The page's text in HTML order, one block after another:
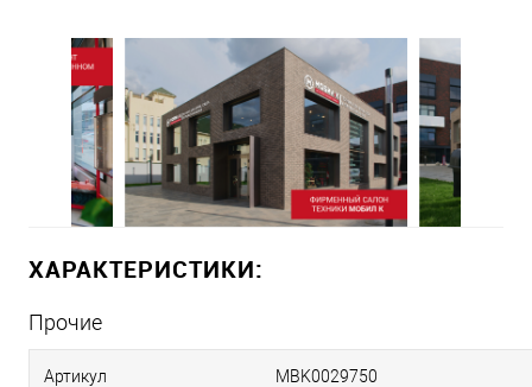
ХАРАКТЕРИСТИКИ:
Прочие
Артикул MBK0029750